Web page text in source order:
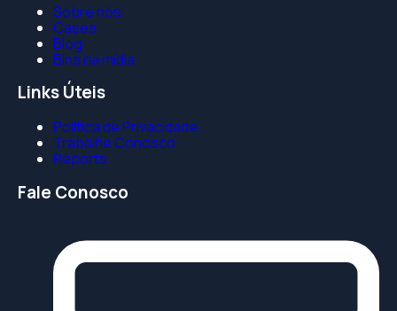
Sobre nós
Cases
Blog
Bins na mídia
Links Úteis
Política de Privacidade
Trabalhe Conosco
Reports
Fale Conosco